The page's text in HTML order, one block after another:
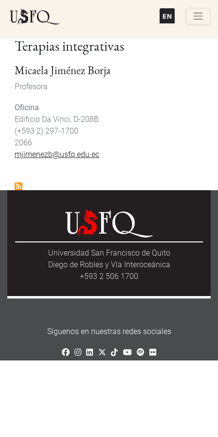
Terapias integrativas
Micaela Jiménez Borja
Profesora
Oficina
Edificio Da Vinci, D-208B
(+593 2) 297-1700
2066
mjimenezb@usfq.edu.ec
Universidad San Francisco de Quito
Diego de Robles y Vía Interoceánica
+593 2 506 1700
Síguenos en nuestras redes sociales